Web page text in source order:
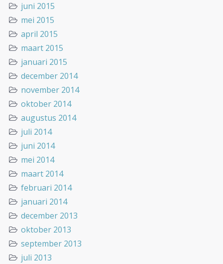
juni 2015
mei 2015
april 2015
maart 2015
januari 2015
december 2014
november 2014
oktober 2014
augustus 2014
juli 2014
juni 2014
mei 2014
maart 2014
februari 2014
januari 2014
december 2013
oktober 2013
september 2013
juli 2013